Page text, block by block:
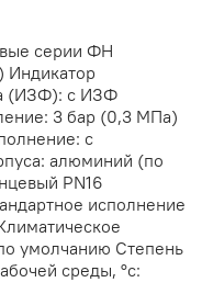
серии ФН
(ИЗФ): с ИЗФ
3 бар (0,3 МПа)
с
алюминий (по
PN16
исполнение
умолчанию Степень
среды, °с: